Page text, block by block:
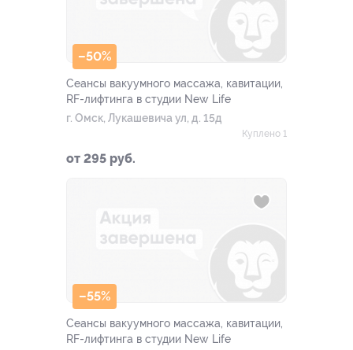
–50%
Сеансы вакуумного массажа, кавитации,
RF-лифтинга в студии New Life
г. Омск, Лукашевича ул, д. 15д
от 295 руб.
Куплено 1
–55%
Сеансы вакуумного массажа, кавитации,
RF-лифтинга в студии New Life